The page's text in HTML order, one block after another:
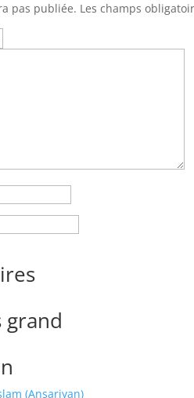
pas publiée. Les champs
grand